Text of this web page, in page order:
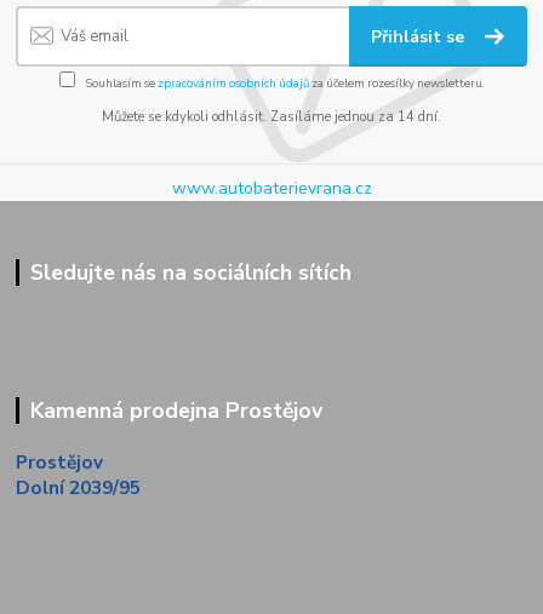
Přihlásit se
Souhlasím se zpracováním osobních údajůza účelem rozesílky newsletteru.
Můžete se kdykoli odhlásit. Zasíláme jednou za 14 dní.
www.autobaterievrana.cz
Sledujte nás na sociálních sítích
Kamenná prodejna Prostějov
Prostějov
Dolní 2039/95